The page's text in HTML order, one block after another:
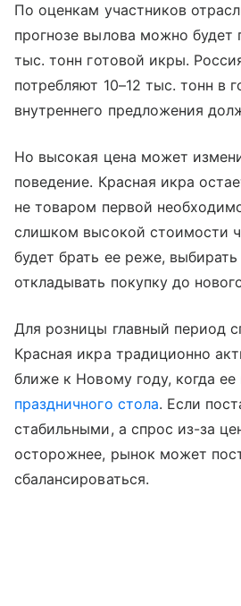
По оценкам участников
прогнозе вылова можно будет
тыс. тонн готовой икры.
потребляют 10–12 тыс. тонн в
внутреннего предложения
Но высокая цена может
поведение. Красная икра
не товаром первой
слишком высокой стоимости
будет брать ее реже,
откладывать покупку до
Для розницы главный период
Красная икра традиционно
ближе к Новому году, когда ее
праздничного стола. Если
стабильными, а спрос из-за
осторожнее, рынок может
сбалансироваться.